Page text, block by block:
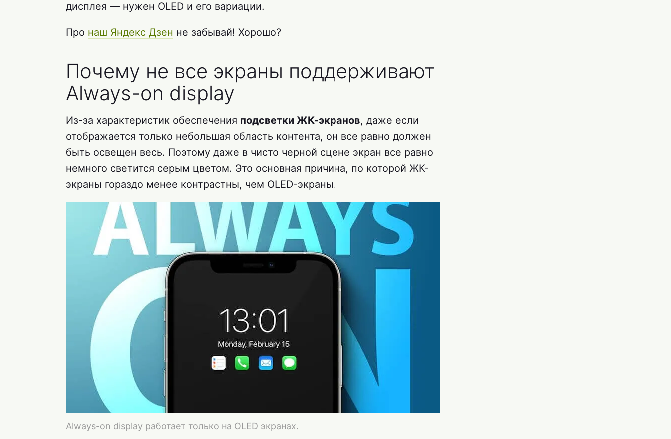
дисплея — нужен OLED и его вариации.
Про наш Яндекс Дзен не забывай! Хорошо?
Почему не все экраны поддерживают
Always-on display
Из-за характеристик обеспечения подсветки ЖК-экранов, даже если
отображается только небольшая область контента, он все равно должен
быть освещен весь. Поэтому даже в чисто черной сцене экран все равно
немного светится серым цветом. Это основная причина, по которой ЖК-
экраны гораздо менее контрастны, чем OLED-экраны.
Always-on display работает только на OLED экранах.